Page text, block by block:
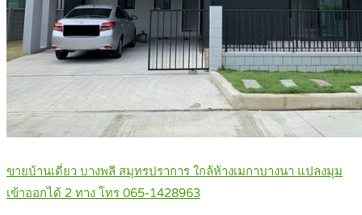
ขายบ้านเดี่ยว บางพลี สมุทรปราการ ใกล้ห้างเมกาบางนา แปลงมุม
เข้าออกได้ 2 ทาง โทร 065-1428963